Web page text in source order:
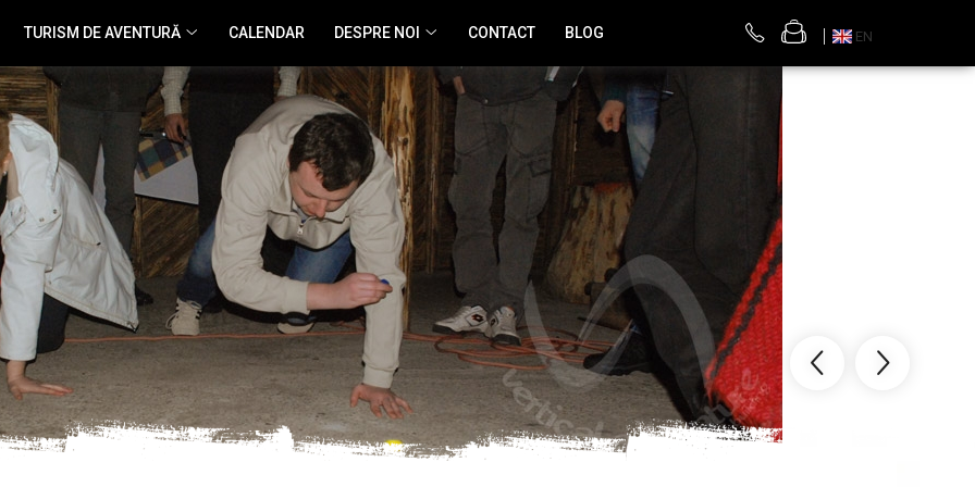
TURISM DE AVENTURĂ CALENDAR DESPRE NOI CONTACT BLOG EN